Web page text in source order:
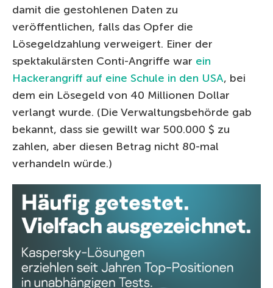
damit die gestohlenen Daten zu
veröffentlichen, falls das Opfer die
Lösegeldzahlung verweigert. Einer der
spektakulärsten Conti-Angriffe war ein
Hackerangriff auf eine Schule in den USA, bei
dem ein Lösegeld von 40 Millionen Dollar
verlangt wurde. (Die Verwaltungsbehörde gab
bekannt, dass sie gewillt war 500.000 $ zu
zahlen, aber diesen Betrag nicht 80-mal
verhandeln würde.)